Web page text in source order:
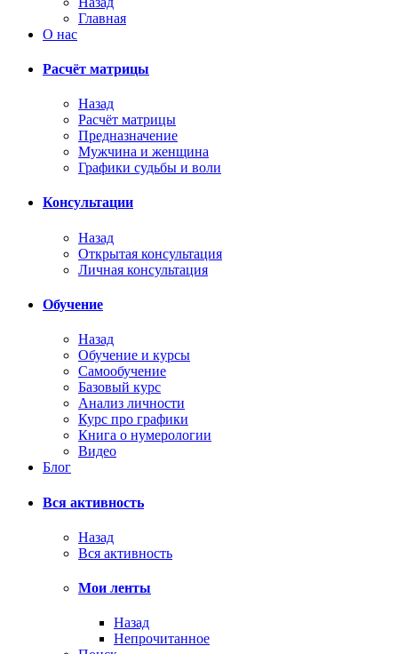
Главная
О нас
Расчёт матрицы
Назад
Расчёт матрицы
Предназначение
Мужчина и женщина
Графики судьбы и воли
Консультации
Назад
Открытая консультация
Личная консультация
Обучение
Назад
Обучение и курсы
Самообучение
Базовый курс
Анализ личности
Курс про графики
Книга о нумерологии
Видео
Блог
Вся активность
Назад
Вся активность
Мои ленты
Назад
Непрочитанное